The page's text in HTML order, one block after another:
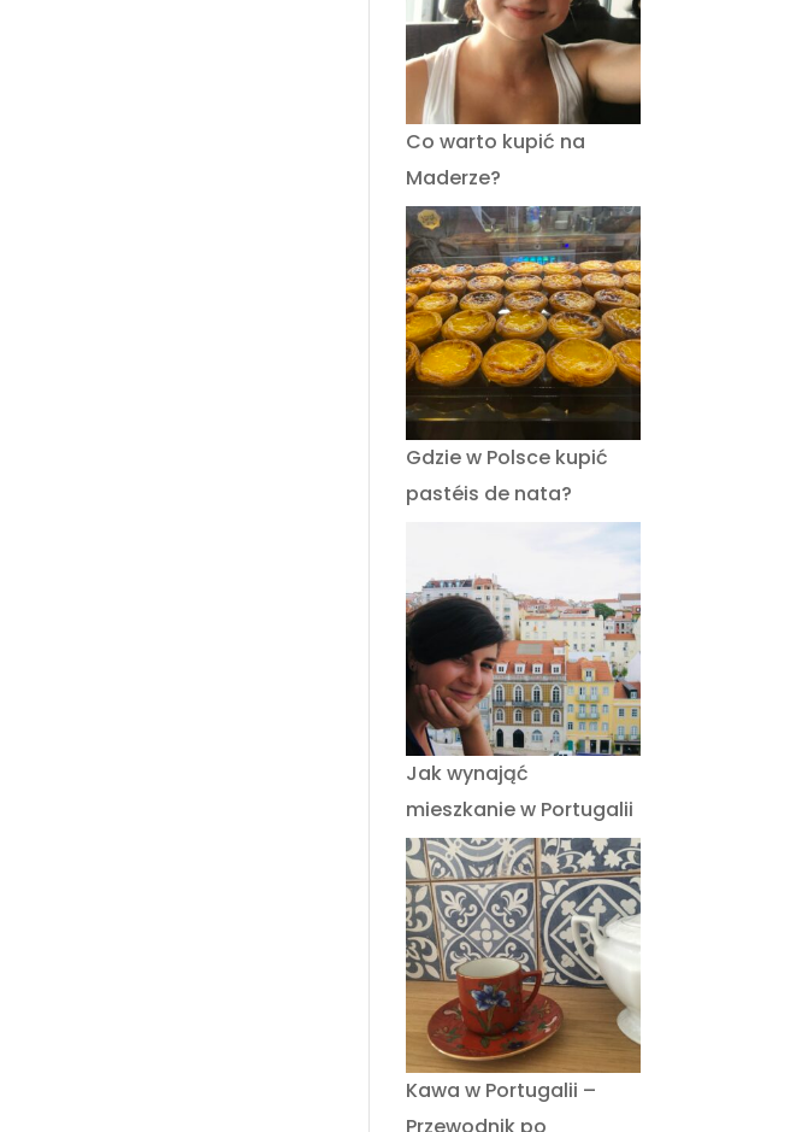
Co warto kupić na
Maderze?
Gdzie w Polsce kupić
pastéis de nata?
Jak wynająć
mieszkanie w Portugalii
Kawa w Portugalii –
Przewodnik po